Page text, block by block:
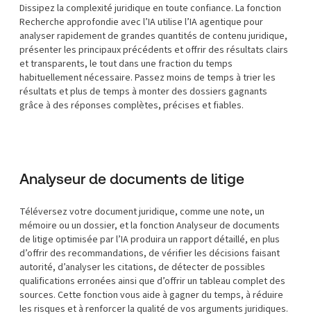
Dissipez la complexité juridique en toute confiance. La fonction
Recherche approfondie avec l’IA utilise l’IA agentique pour
analyser rapidement de grandes quantités de contenu juridique,
présenter les principaux précédents et offrir des résultats clairs
et transparents, le tout dans une fraction du temps
habituellement nécessaire. Passez moins de temps à trier les
résultats et plus de temps à monter des dossiers gagnants
grâce à des réponses complètes, précises et fiables.
Analyseur de documents de litige
Téléversez votre document juridique, comme une note, un
mémoire ou un dossier, et la fonction Analyseur de documents
de litige optimisée par l’IA produira un rapport détaillé, en plus
d’offrir des recommandations, de vérifier les décisions faisant
autorité, d’analyser les citations, de détecter de possibles
qualifications erronées ainsi que d’offrir un tableau complet des
sources. Cette fonction vous aide à gagner du temps, à réduire
les risques et à renforcer la qualité de vos arguments juridiques.